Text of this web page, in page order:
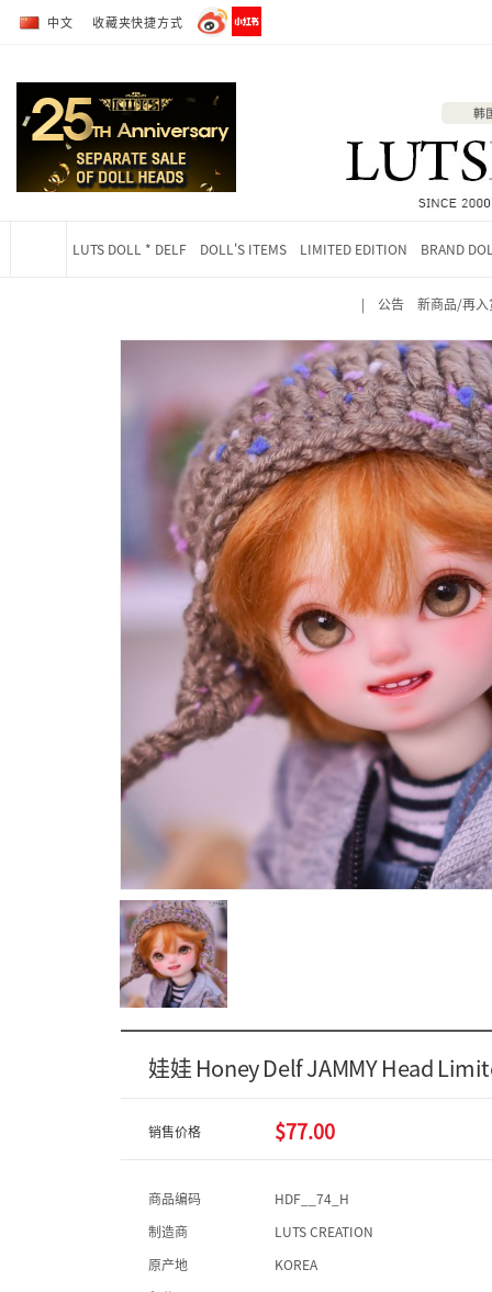
中文 收藏夹快捷方式
LUTS DOLL * DELF DOLL'S ITEMS LIMITED EDITION BRAND
| 公告 新商品/再入
娃娃 Honey Delf JAMMY Head
销售价格 $77.00
商品编码
HDF__74_H
制造商
LUTS CREATION
原产地
KOREA